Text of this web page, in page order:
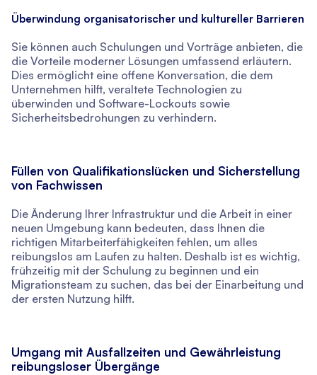
Überwindung organisatorischer und kultureller Barrieren
Sie können auch Schulungen und Vorträge anbieten, die
die Vorteile moderner Lösungen umfassend erläutern.
Dies ermöglicht eine offene Konversation, die dem
Unternehmen hilft, veraltete Technologien zu
überwinden und Software-Lockouts sowie
Sicherheitsbedrohungen zu verhindern.
Füllen von Qualifikationslücken und Sicherstellung
von Fachwissen
Die Änderung Ihrer Infrastruktur und die Arbeit in einer
neuen Umgebung kann bedeuten, dass Ihnen die
richtigen Mitarbeiterfähigkeiten fehlen, um alles
reibungslos am Laufen zu halten. Deshalb ist es wichtig,
frühzeitig mit der Schulung zu beginnen und ein
Migrationsteam zu suchen, das bei der Einarbeitung und
der ersten Nutzung hilft.
Umgang mit Ausfallzeiten und Gewährleistung
reibungsloser Übergänge